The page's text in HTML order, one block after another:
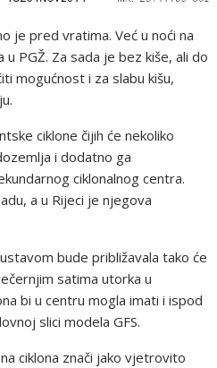
je pred vratima. Već u noći na
PGŽ. Za sada je bez kiše, ali do
mogućnost i za slabu kišu,
ciklone čijih će nekoliko
i dodatno ga
ciklonalnog centra.
a u Rijeci je njegova
bude približavala tako će
satima utorka u
bi u centru mogla imati i ispod
slici modela GFS.
ciklona znači jako vjetrovito